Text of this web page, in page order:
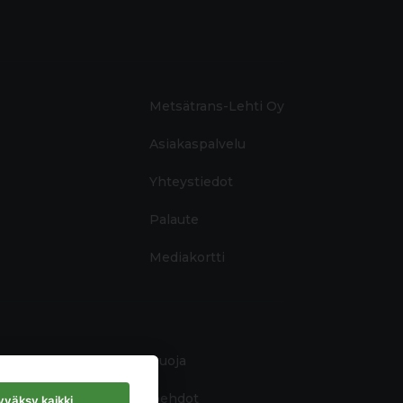
Metsätrans-Lehti Oy
Asiakaspalvelu
Yhteystiedot
Palaute
Mediakortti
Tietosuoja
Käyttöehdot